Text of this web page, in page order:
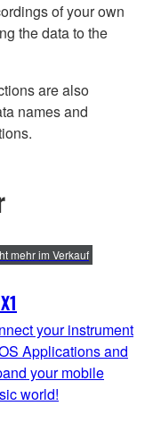
of your own
the data to the
are also
names and
mehr im Verkauf
your instrument
Applications and
your mobile
world!